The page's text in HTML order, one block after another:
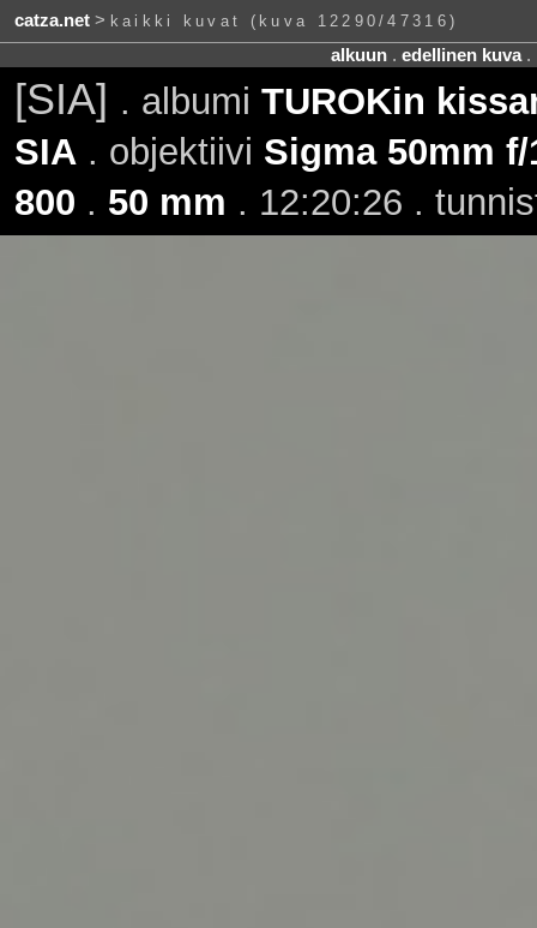
catza.net> kaikki kuvat (kuva 12290/47316)
alkuun. edellinen kuva.
[SIA] . albumi TUROKin
SIA . objektiivi Sigma 50mm f/
800 . 50 mm . 12:20:26 .